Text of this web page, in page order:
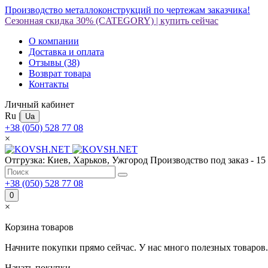
Производство металлоконструкций по чертежам заказчика!
Сезонная скидка 30% (CATEGORY) | купить сейчас
О компании
Доставка и оплата
Отзывы (38)
Возврат товара
Контакты
Личный кабинет
Ru | Ua
+38 (050) 528 77 08
×
Отгрузка: Киев, Харьков, Ужгород Производство под заказ -
+38 (050) 528 77 08
0
×
Корзина товаров
Начните покупки прямо сейчас. У нас много полезных товаров.